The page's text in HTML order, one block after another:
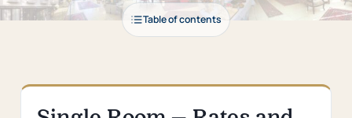
Table of contents